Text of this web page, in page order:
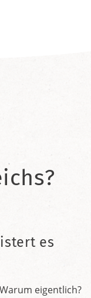
es
eigentlich?